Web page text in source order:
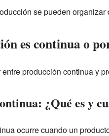
se pueden
es continua o
producción continua y
¿Qué es y
ocurre cuando un